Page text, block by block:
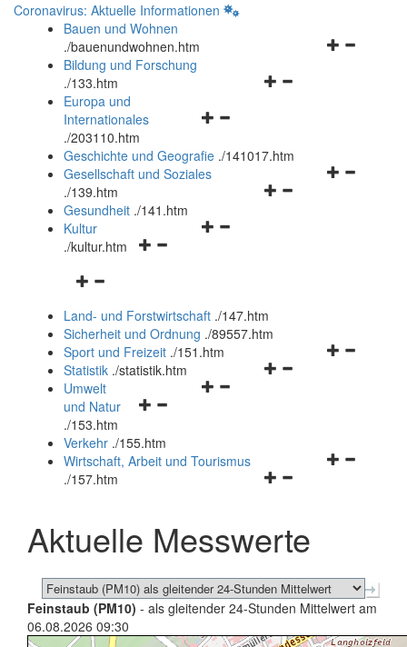
Coronavirus: Aktuelle Informationen
Bauen und Wohnen
./bauenundwohnen.htm
Navigationsmenü
Bildung und Forschung
./133.htm
Navigationsmenü
und
schließen
Europa und
Internationales
./203110.htm
Geschichte und Geografie ./141017.htm
Navigationsmenü
Gesellschaft und Soziales
./139.htm
Navigationsmenü
Gesundheit ./141.htm
Navigationsmenü
Kultur
./kultur.htm
Navigationsmenü
und
schließen
Land- und Forstwirtschaft ./147.htm
Sicherheit und Ordnung ./89557.htm
Navigationsmenü
Sport und Freizeit ./151.htm
Navigationsmenü
Statistik ./statistik.htm
Navigationsmenü
und
schließen
Umwelt
und Natur
./153.htm
Verkehr ./155.htm
Navigationsmenü
schließen
Wirtschaft, Arbeit und Tourismus
./157.htm
Aktuelle Messwerte
Feinstaub (PM10) - als gleitender 24-Stunden Mittelwert am
06.08.2026 09:30